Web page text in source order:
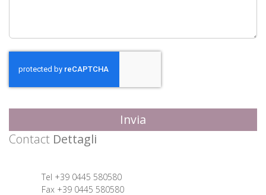
Invia
Contact Dettagli
Tel +39 0445 580580
Fax +39 0445 580580